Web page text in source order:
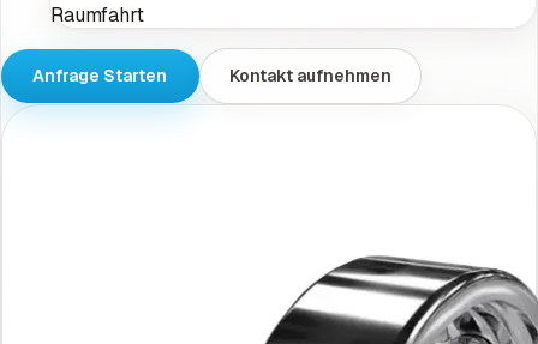
Raumfahrt
Anfrage Starten Kontakt aufnehmen